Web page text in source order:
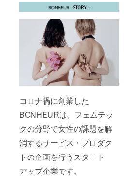
コロナ禍に創業した
BONHEURは、フェムテッ
クの分野で女性の課題を解
消するサービス・プロダク
トの企画を行うスタート
アップ企業です。